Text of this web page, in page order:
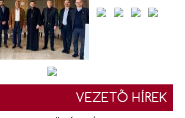
VEZETŐ HÍREK